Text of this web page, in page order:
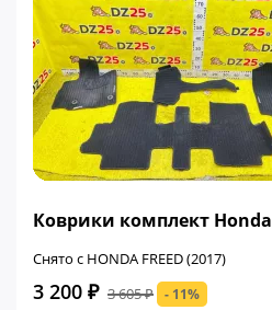
Коврики комплект Honda
Снято с HONDA FREED (2017)
3 200 ₽ 3 605 ₽ - 11%